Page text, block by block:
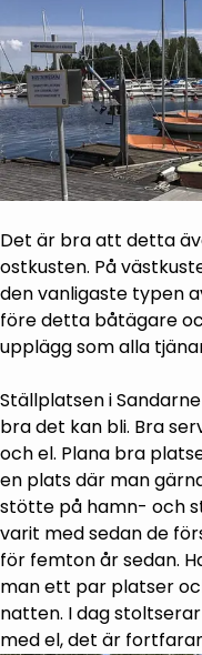
Det är bra att detta
ostkusten. På
den vanligaste typen
före detta båtägare
upplägg som alla
Ställplatsen i
bra det kan bli. Bra
och el. Plana bra
en plats där man
stötte på hamn- och
varit med sedan de
för femton år sedan.
man ett par platser
natten. I dag
med el, det är